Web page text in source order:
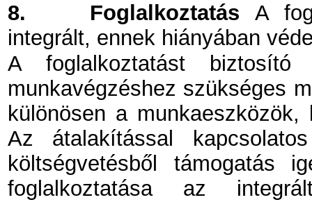
8.
Foglalkoztatás A
integrált, ennek hiányában
A foglalkoztatást
munkavégzéshez szükséges
különösen a
Az átalakítással
költségvetésből támogatás
foglalkoztatása az